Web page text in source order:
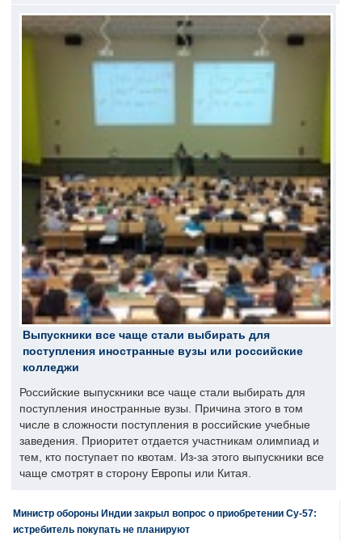
Выпускники все чаще стали выбирать для
поступления иностранные вузы или российские
колледжи
Российские выпускники все чаще стали выбирать для
поступления иностранные вузы. Причина этого в том
числе в сложности поступления в российские учебные
заведения. Приоритет отдается участникам олимпиад и
тем, кто поступает по квотам. Из-за этого выпускники все
чаще смотрят в сторону Европы или Китая.
Министр обороны Индии закрыл вопрос о приобретении Су-57:
истребитель покупать не планируют